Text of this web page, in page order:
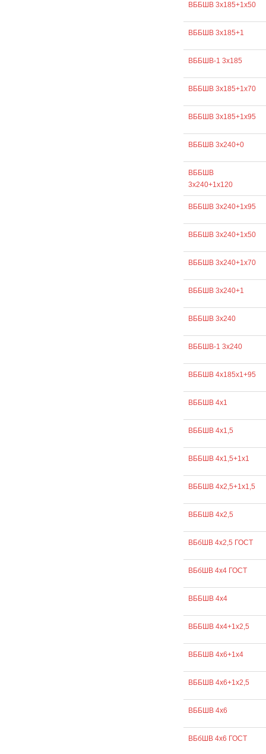
ВББШВ 3х185+1х50
ВББШВ 3х185+1
ВББШВ-1 3х185
ВББШВ 3х185+1х70
ВББШВ 3х185+1х95
ВББШВ 3х240+0
ВББШВ
3х240+1х120
ВББШВ 3х240+1х95
ВББШВ 3х240+1х50
ВББШВ 3х240+1х70
ВББШВ 3х240+1
ВББШВ 3х240
ВББШВ-1 3х240
ВББШВ 4х185х1+95
ВББШВ 4х1
ВББШВ 4х1,5
ВББШВ 4х1,5+1х1
ВББШВ 4х2,5+1х1,5
ВББШВ 4х2,5
ВБбШВ 4х2,5 ГОСТ
ВБбШВ 4х4 ГОСТ
ВББШВ 4х4
ВББШВ 4х4+1х2,5
ВББШВ 4х6+1х4
ВББШВ 4х6+1х2,5
ВББШВ 4х6
ВБбШВ 4х6 ГОСТ